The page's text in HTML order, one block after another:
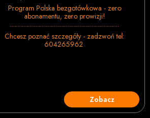
Program Polska bezgotówkowa - zero
abonamentu, zero prowizji!
........................................................................
Chcesz poznać szczegóły - zadzwoń tel:
604265962
Zobacz